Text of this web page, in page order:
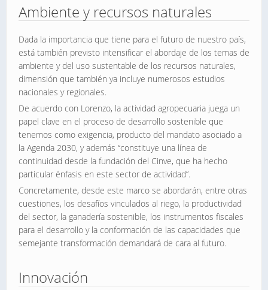
Ambiente y recursos naturales
Dada la importancia que tiene para el futuro de nuestro país,
está también previsto intensificar el abordaje de los temas de
ambiente y del uso sustentable de los recursos naturales,
dimensión que también ya incluye numerosos estudios
nacionales y regionales.
De acuerdo con Lorenzo, la actividad agropecuaria juega un
papel clave en el proceso de desarrollo sostenible que
tenemos como exigencia, producto del mandato asociado a
la Agenda 2030, y además “constituye una línea de
continuidad desde la fundación del Cinve, que ha hecho
particular énfasis en este sector de actividad”.
Concretamente, desde este marco se abordarán, entre otras
cuestiones, los desafíos vinculados al riego, la productividad
del sector, la ganadería sostenible, los instrumentos fiscales
para el desarrollo y la conformación de las capacidades que
semejante transformación demandará de cara al futuro.
Innovación